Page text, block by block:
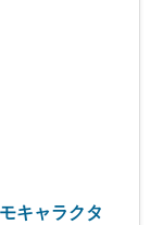
キャラクタ